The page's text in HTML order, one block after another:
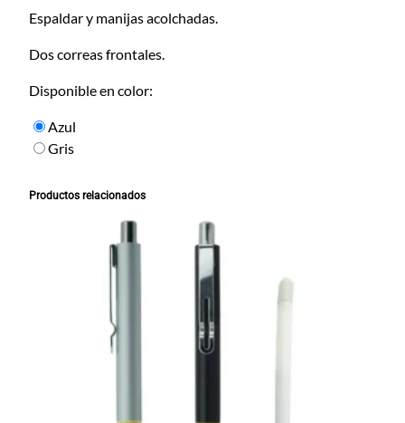
Espaldar y manijas acolchadas.
Dos correas frontales.
Disponible en color:
Azul
Gris
Productos relacionados